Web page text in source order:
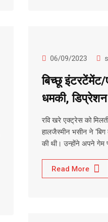
06/09/2023
बिच्छू इंटरटेंमेंट/
धमकी,
रवि खरे एक्ट्रेस को
हालजैस्मीन भसीन ने ‘बिग
की थी। उन्होंने अपने गेम
Read More